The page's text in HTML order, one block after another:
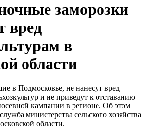
заморозки
вред
в
области
в Подмосковье, не нанесут вред
и не приведут к отставанию
кампании в регионе. Об этом
министерства сельского хозяйства
области.